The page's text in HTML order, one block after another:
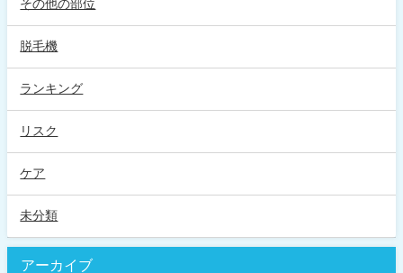
その他の部位
脱毛機
ランキング
リスク
ケア
未分類
アーカイブ